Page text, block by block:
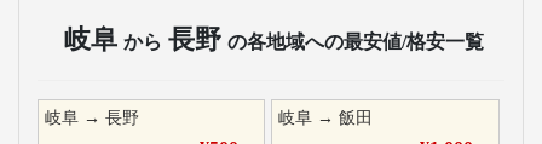
岐阜 から 長野 の各地域への最安値/格安一覧
岐阜 → 長野 岐阜 →飯田